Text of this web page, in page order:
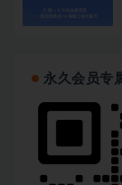
永久会员专